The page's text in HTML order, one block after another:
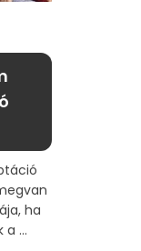
ha
a ...